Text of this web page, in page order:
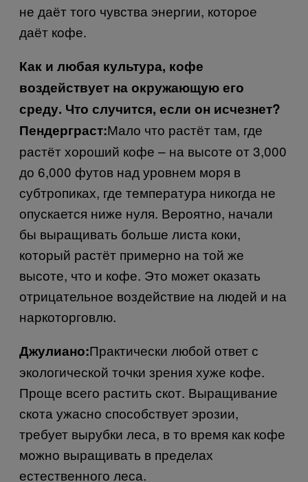
не даёт того чувства энергии, которое
даёт кофе.
Как и любая культура, кофе
воздействует на окружающую его
среду. Что случится, если он исчезнет?
Пендерграст:Мало что растёт там, где
растёт хороший кофе – на высоте от 3,000
до 6,000 футов над уровнем моря в
субтропиках, где температура никогда не
опускается ниже нуля. Вероятно, начали
бы выращивать больше листа коки,
который растёт примерно на той же
высоте, что и кофе. Это может оказать
отрицательное воздействие на людей и на
наркоторговлю.
Джулиано:Практически любой ответ с
экологической точки зрения хуже кофе.
Проще всего растить скот. Выращивание
скота ужасно способствует эрозии,
требует вырубки леса, в то время как кофе
можно выращивать в пределах
естественного леса.